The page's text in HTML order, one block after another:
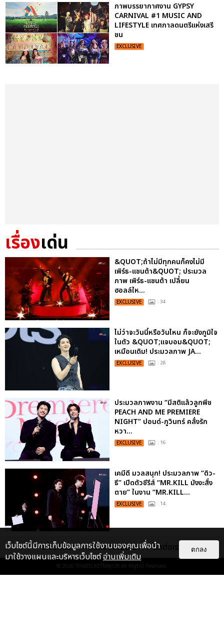
ภาพบรรยากาศงาน GYPSY
CARNIVAL #1 MUSIC AND
LIFESTYLE เทศกาลดนตรีแห่งเสรี
ชน
EXCLUSIVE
เรื่องเด่น
&QUOT;ถ้าไม่มีทุกคนก็คงไม่มี
เพิร์ธ-แซนต้า&QUOT; ประมวล
ภาพ เพิร์ธ-แซนต้า เปลี่ยน
ฮอลล์ให...
EXCLUSIVE : 34
ไม่ว่าจะวันนี้หรือวันไหน ก็จะยังภูมิใจ
ในตัว &QUOT;แจบอม&QUOT;
เหมือนเดิม! ประมวลภาพ JA...
EXCLUSIVE : 28
ประมวลภาพงาน “มีสติแล้วลูกพีช
PEACH AND ME PREMIERE
NIGHT” ปอนด์-ภูวินทร์ คลั่งรัก
หวา...
EXCLUSIVE : 16
เคมีดี มวลสนุก! ประมวลภาพ “ดิว-
ธี” เปิดตัวซีรีส์ “MR.KILL มังงะสั่ง
ตาย” ในงาน “MR.KILL...
EXCLUSIVE : 14
ประมวลภาพ “จอส-กวิน” จัดปาร์ตี้
ริมหาดสุดฮอต ในคอนเสิร์ตครั้งยิ่ง
ใหญ่ “JOSS GAWIN HEAT ...
EXCLUSIVE : 34
เกี่ยวกับเรา ติดต่อลงโฆษณา ติดต่อเรา
© 2026 THAITICKETMAJOR All Rights Reserved.
เว็บไซต์นี้มีการเก็บข้อมูลการใช้งานของคุณเพื่อนำ
มาใช้วางแผนและบริหารเว็บไซต์อ่านเพิ่มเติม
ตกลง